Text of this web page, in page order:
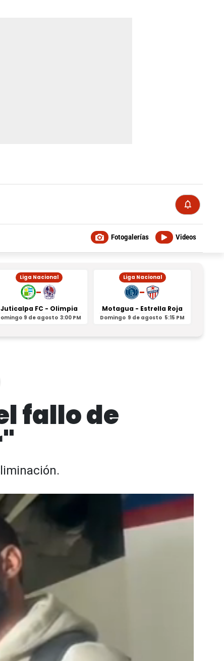
Videos
Fotogalerías
Liga Nacional
-
Juticalpa FC - Olimpia
9 de agosto 3:00 PM
Liga Nacional
-
Motagua - Estrella Roja
Domingo 9 de agosto 5:15 PM
fallo de